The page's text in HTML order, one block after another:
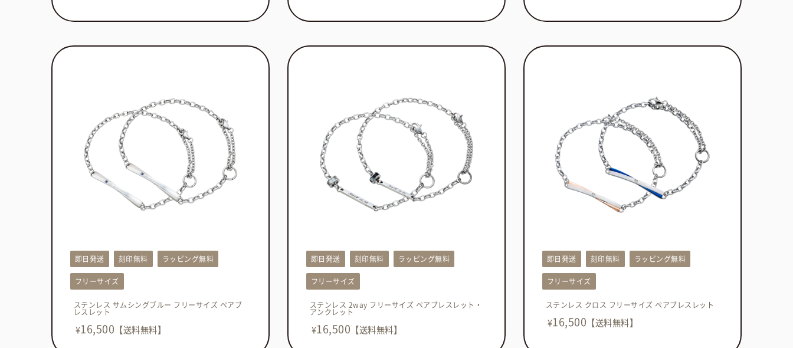
即日発送 刻印無料 ラッピング無料
フリーサイズ
ステンレス サムシングブルー フリーサイズ ペアブ
レスレット
16,500
即日発送 刻印無料 ラッピング無料
フリーサイズ
ステンレス 2way フリーサイズ ペアブレスレット・
アンクレット
16,500
即日発送 刻印無料 ラッピング無料
フリーサイズ
ステンレス クロス フリーサイズ ペアブレスレット
16,500